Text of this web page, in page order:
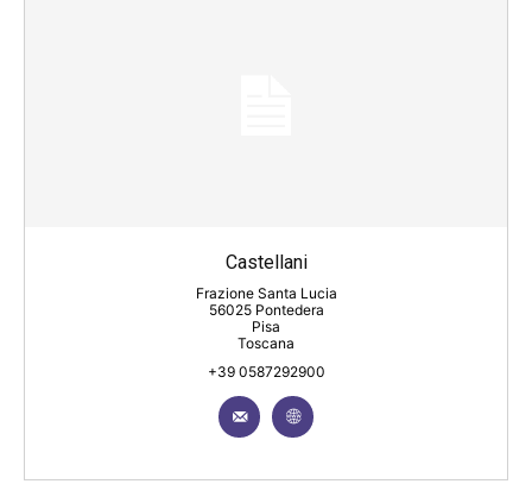
Castellani
Frazione Santa Lucia
56025 Pontedera
Pisa
Toscana
+39 0587292900